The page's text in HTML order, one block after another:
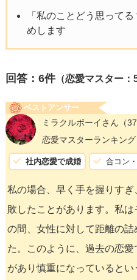
「私のことどう思って
めします
回答： 6件（恋愛マスター：
ベストアンサー
ミラクルボーイさん （
恋愛マスターランキング
社内恋愛で成婚 合コン
私の場合、早く手を握りす
敗したことがあります。私
の間、女性に対して距離の
た。このように、過去の恋
があり慎重になっているとい